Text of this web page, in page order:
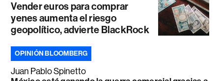
Vender euros para comprar
yenes aumenta el riesgo
geopolítico, advierte BlackRock
OPINIÓN BLOOMBERG
Juan Pablo Spinetto